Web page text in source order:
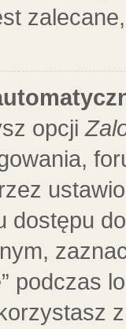
opcji
dostępu
podczas